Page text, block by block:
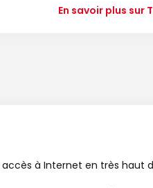
En savoir plus sur
à Internet en très